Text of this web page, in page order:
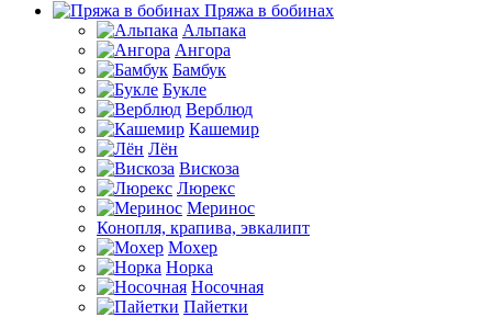
Пряжа в бобинах
Альпака
Ангора
Бамбук
Букле
Верблюд
Кашемир
Лён
Вискоза
Люрекс
Меринос
Конопля, крапива, эвкалипт
Мохер
Норка
Носочная
Пайетки